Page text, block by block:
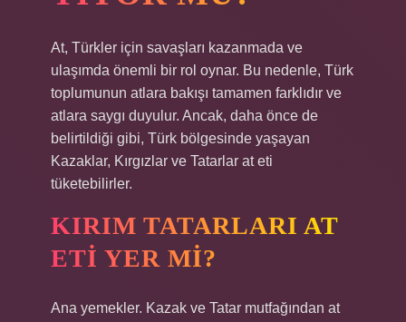
At, Türkler için savaşları kazanmada ve
ulaşımda önemli bir rol oynar. Bu nedenle, Türk
toplumunun atlara bakışı tamamen farklıdır ve
atlara saygı duyulur. Ancak, daha önce de
belirtildiği gibi, Türk bölgesinde yaşayan
Kazaklar, Kırgızlar ve Tatarlar at eti
tüketebilirler.
KIRIM TATARLARI AT
ETI YER MI?
Ana yemekler. Kazak ve Tatar mutfağından at